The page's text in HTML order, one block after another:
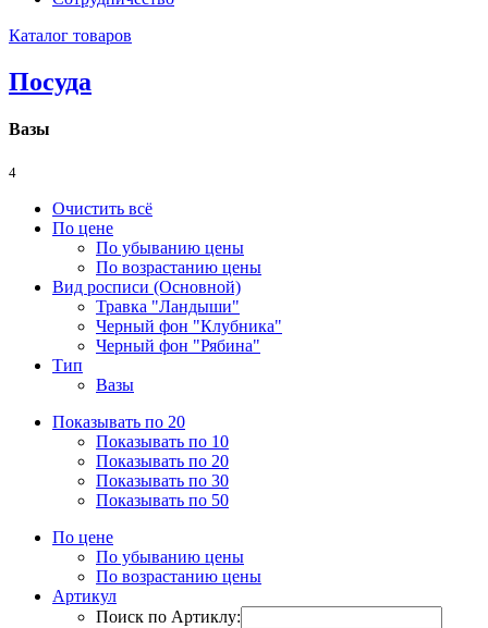
Каталог товаров
Посуда
Вазы
4
Очистить всё
По цене
По убыванию цены
По возрастанию цены
Вид росписи (Основной)
Травка "Ландыши"
Черный фон "Клубника"
Черный фон "Рябина"
Тип
Вазы
Показывать по 20
Показывать по 10
Показывать по 20
Показывать по 30
Показывать по 50
По цене
По убыванию цены
По возрастанию цены
Артикул
Поиск по Артиклу: